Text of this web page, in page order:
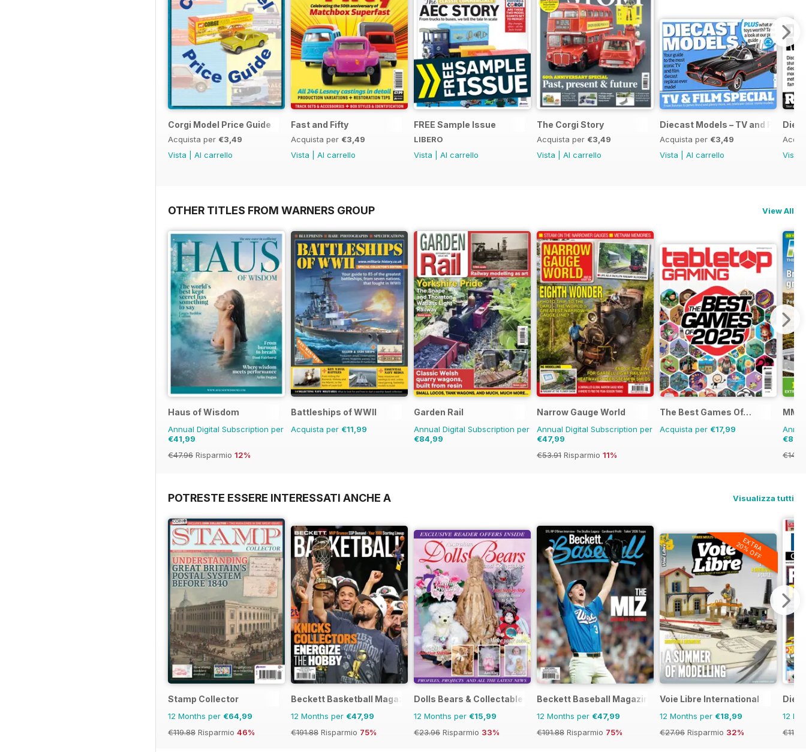
Corgi Model Price Guide
Acquista per €3,49
Vista
Al carrello
Fast and Fifty
Acquista per €3,49
Vista
Al carrello
FREE Sample Issue
LIBERO
Vista
Al carrello
The Corgi Story
Acquista per €3,49
Vista
Al carrello
Diecast Models – TV and Film
Acquista per €3,49
Vista
Al carrello
Vista
OTHER TITLES FROM WARNERS GROUP View All
Haus of Wisdom
Annual Digital Subscription per
€41,99
€47.96 Risparmio 12%
Battleships of WWII
Acquista per €11,99
Garden Rail
Annual Digital Subscription per
€84,99
Narrow Gauge World
Annual Digital Subscription per
€47,99
€53.91 Risparmio 11%
The Best Games Of…
Acquista per €17,99
POTRESTE ESSERE INTERESSATI ANCHE A Visualizza tutti
Stamp Collector
12 Months per €64,99
€119.88 Risparmio 46%
Beckett Basketball Magazine
12 Months per €47,99
€191.88 Risparmio 75%
Dolls Bears & Collectables
12 Months per €15,99
€23.96 Risparmio 33%
Beckett Baseball Magazine
12 Months per €47,99
€191.88 Risparmio 75%
EXTRA
20% OFF
Voie Libre International
12 Months per €18,99
€27.96 Risparmio 32%
12